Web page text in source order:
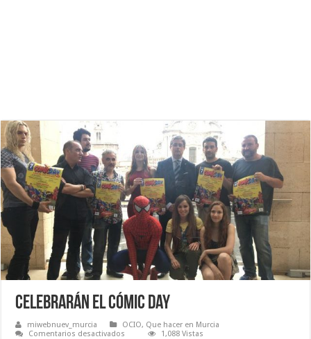
Celebrarán el Cómic Day
miwebnuev_murcia OCIO, Que hacer en Murcia
Comentarios desactivados
1,088 Vistas